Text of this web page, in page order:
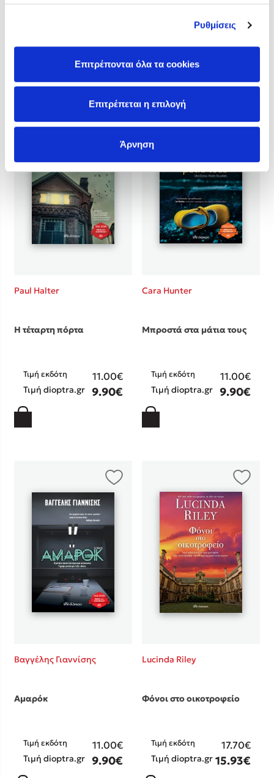
Ρυθμίσεις
Επιτρέπονται όλα τα cookies
Επιτρέπεται η επιλογή
Άρνηση
Τιμή εκδότη 11.00€ Τιμή εκδότη 11.00€
Τιμή dioptra.gr 9.90€
Paul Halter
Η τέταρτη πόρτα
Τιμή εκδότη 11.00€
Τιμή dioptra.gr 9.90€
Cara Hunter
Μπροστά στα μάτια τους
Τιμή εκδότη 11.00€
Τιμή dioptra.gr 9.90€
Βαγγέλης Γιαννίσης
Αμαρόκ
Τιμή εκδότη 11.00€
Τιμή dioptra.gr 9.90€
Lucinda Riley
Φόνοι στο οικοτροφείο
Τιμή εκδότη 17.70€
Τιμή dioptra.gr 15.93€